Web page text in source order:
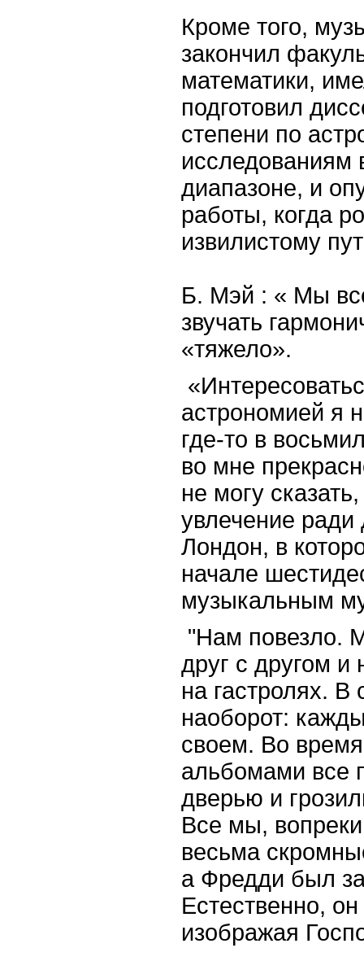
Кроме того,
закончил
математики,
подготовил
степени по
исследованиям
диапазоне, и
работы, когда
извилистому
Б. Мэй : « Мы
звучать
«тяжело».
астрономией я
где-то в
во мне
не могу
увлечение ради
Лондон, в
начале
музыкальным
"Нам повезло.
друг с другом и
на гастролях. В
наоборот:
своем. Во
альбомами все
дверью и
Все мы,
весьма
а Фредди был
Естественно,
изображая